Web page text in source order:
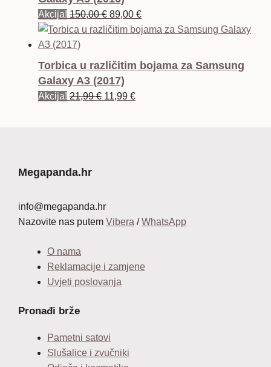
Akcija! 150,00€ Izvorna
cijena
je:
150,00 €.
89,00 €Trenutna
cijena
89,00 €.
Torbica u različitim bojama za Samsung
Galaxy A3 (2017)
Akcija! 21,99€ Izvorna
11,99 €Trenutna
Megapanda.hr
info@megapanda.hr
Nazovite nas putem Vibera / WhatsApp
O nama
Reklamacije i zamjene
Uvjeti poslovanja
Pronađi brže
Pametni satovi
Slušalice i zvučniki